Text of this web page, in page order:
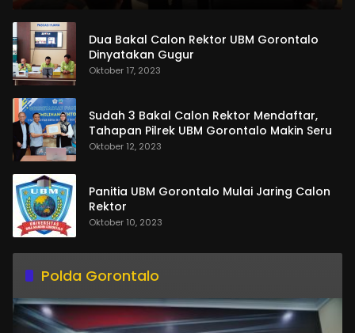
Dua Bakal Calon Rektor UBM Gorontalo
Dinyatakan Gugur
Oktober 17, 2023
Sudah 3 Bakal Calon Rektor Mendaftar,
Tahapan Pilrek UBM Gorontalo Makin Seru
Oktober 12, 2023
Panitia UBM Gorontalo Mulai Jaring Calon
Rektor
Oktober 10, 2023
Polda Gorontalo